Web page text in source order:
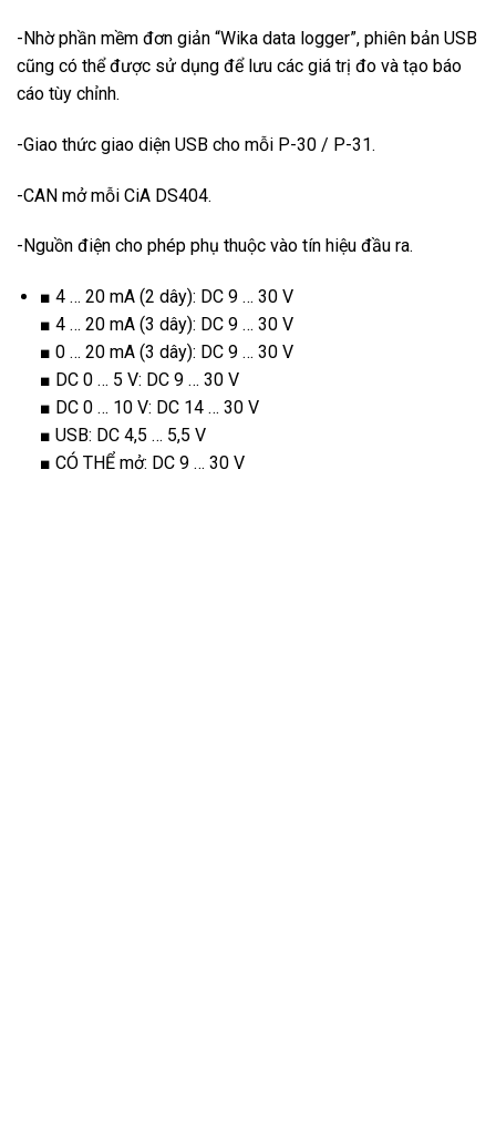
-Nhờ phần mềm đơn giản “Wika data logger”, phiên bản USB
cũng có thể được sử dụng để lưu các giá trị đo và tạo báo
cáo tùy chỉnh.
-Giao thức giao diện USB cho mỗi P-30 / P-31.
-CAN mở mỗi CiA DS404.
-Nguồn điện cho phép phụ thuộc vào tín hiệu đầu ra.
■ 4 … 20 mA (2 dây): DC 9 … 30 V
■ 4 … 20 mA (3 dây): DC 9 … 30 V
■ 0 … 20 mA (3 dây): DC 9 … 30 V
■ DC 0 … 5 V: DC 9 … 30 V
■ DC 0 … 10 V: DC 14 … 30 V
■ USB: DC 4,5 … 5,5 V
■ CÓ THỂ mở: DC 9 … 30 V